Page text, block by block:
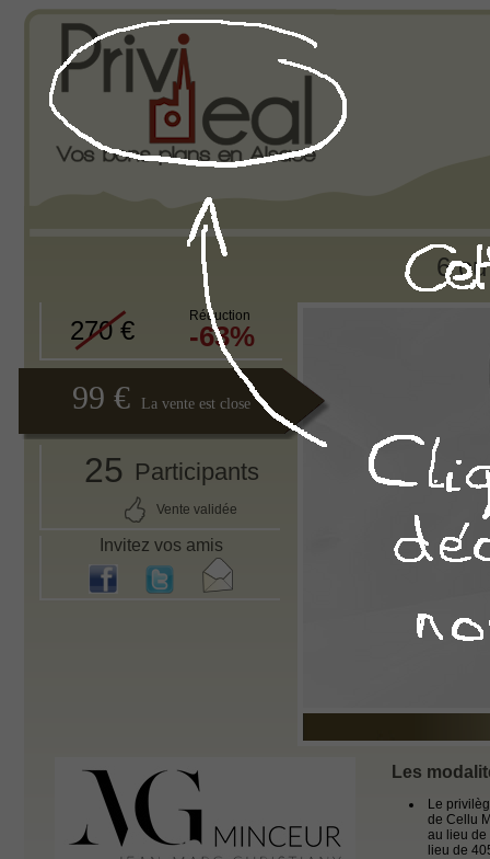
6
270 € Réduction
-63%
99 € La vente est close
25 Participants
Vente validée
Invitez vos amis
Les
Le
de Cellu
au lieu de
lieu de